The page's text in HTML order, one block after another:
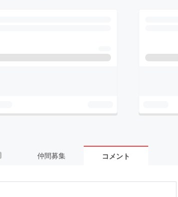
仲間募集 コメント